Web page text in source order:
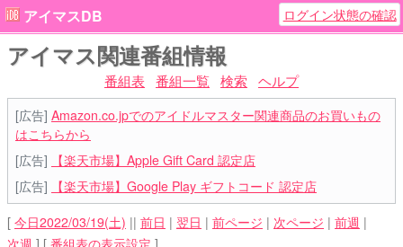
アイマスDB ログイン状態の確認
アイマス関連番組情報
番組表 番組一覧 検索 ヘルプ
[広告] Amazon.co.jpでのアイドルマスター関連商品のお買いもの
はこちらから
[広告]
【楽天市場】Apple Gift Card 認定店
[広告]
【楽天市場】Google Play ギフトコード 認定店
[ 今日2022/03/19(土) || 前日 | 翌日 | 前ページ | 次ページ | 前週 |